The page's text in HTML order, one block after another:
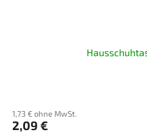
1,73 € ohne MwSt.
2,09 €